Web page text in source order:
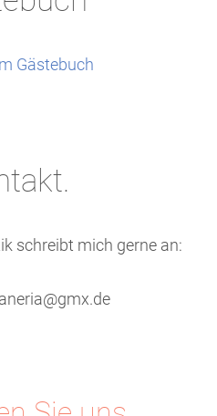
Gästebuch
schreibt mich gerne an: